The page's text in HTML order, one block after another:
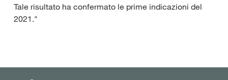
Tale risultato ha confermato le prime indicazioni del
2021."